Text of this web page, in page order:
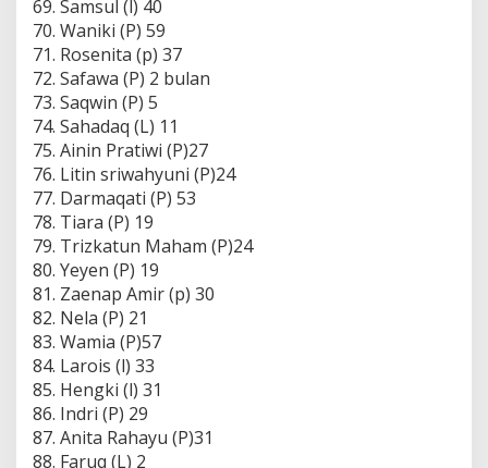
69. Samsul (l) 40
70. Waniki (P) 59
71. Rosenita (p) 37
72. Safawa (P) 2 bulan
73. Saqwin (P) 5
74. Sahadaq (L) 11
75. Ainin Pratiwi (P)27
76. Litin sriwahyuni (P)24
77. Darmaqati (P) 53
78. Tiara (P) 19
79. Trizkatun Maham (P)24
80. Yeyen (P) 19
81. Zaenap Amir (p) 30
82. Nela (P) 21
83. Wamia (P)57
84. Larois (l) 33
85. Hengki (l) 31
86. Indri (P) 29
87. Anita Rahayu (P)31
88. Faruq (L) 2